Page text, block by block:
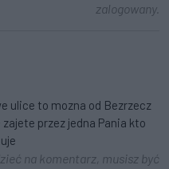
zalogowany.
ulice to mozna od Bezrzecz
przez jedna Pania kto
na komentarz, musisz być